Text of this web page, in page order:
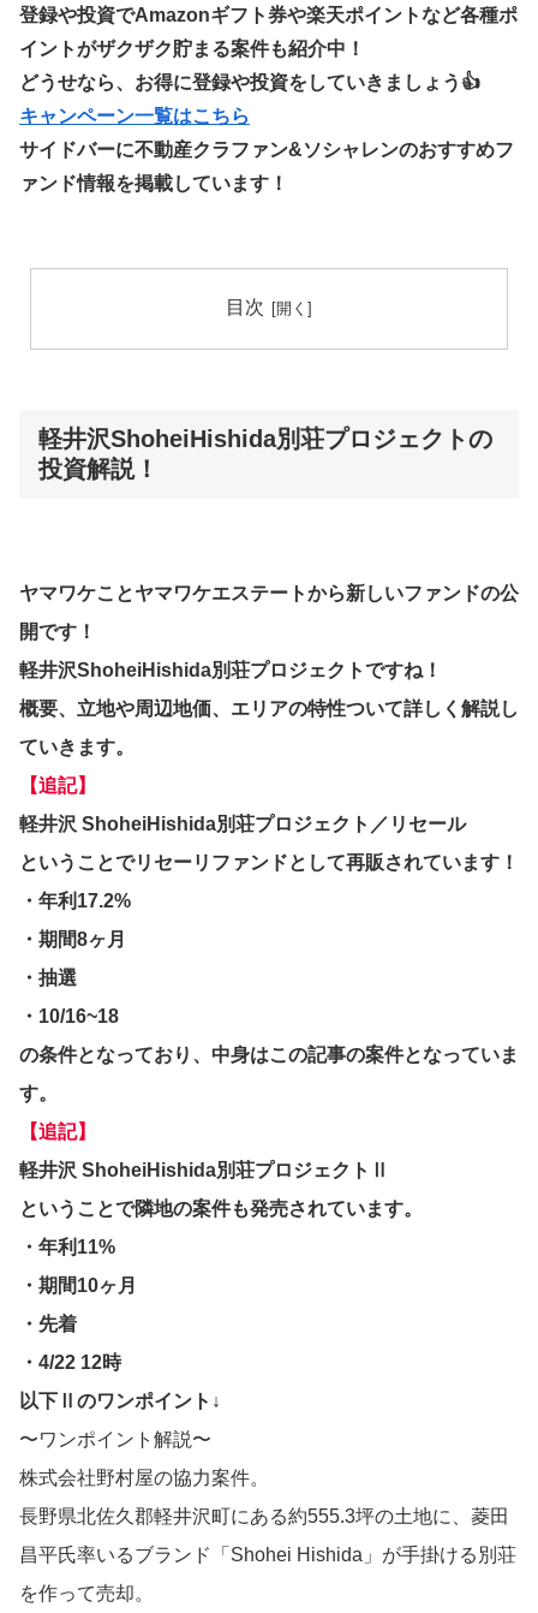
登録や投資でAmazonギフト券や楽天ポイントなど各種ポ
イントがザクザク貯まる案件も紹介中！
どうせなら、お得に登録や投資をしていきましょう👍
キャンペーン一覧はこちら
サイドバーに不動産クラファン&ソシャレンのおすすめフ
ァンド情報を掲載しています！
目次
軽井沢ShoheiHishida別荘プロジェクトの
投資解説！
ヤマワケことヤマワケエステートから新しいファンドの公
開です！
軽井沢ShoheiHishida別荘プロジェクトですね！
概要、立地や周辺地価、エリアの特性ついて詳しく解説し
ていきます。
【追記】
軽井沢 ShoheiHishida別荘プロジェクト／リセール
ということでリセーリファンドとして再販されています！
・年利17.2%
・期間8ヶ月
・抽選
・10/16~18
の条件となっており、中身はこの記事の案件となっていま
す。
【追記】
軽井沢 ShoheiHishida別荘プロジェクトⅡ
ということで隣地の案件も発売されています。
・年利11%
・期間10ヶ月
・先着
・4/22 12時
以下Ⅱのワンポイント↓
〜ワンポイント解説〜
株式会社野村屋の協力案件。
長野県北佐久郡軽井沢町にある約555.3坪の土地に、菱田
昌平氏率いるブランド「Shohei Hishida」が手掛ける別荘
を作って売却。